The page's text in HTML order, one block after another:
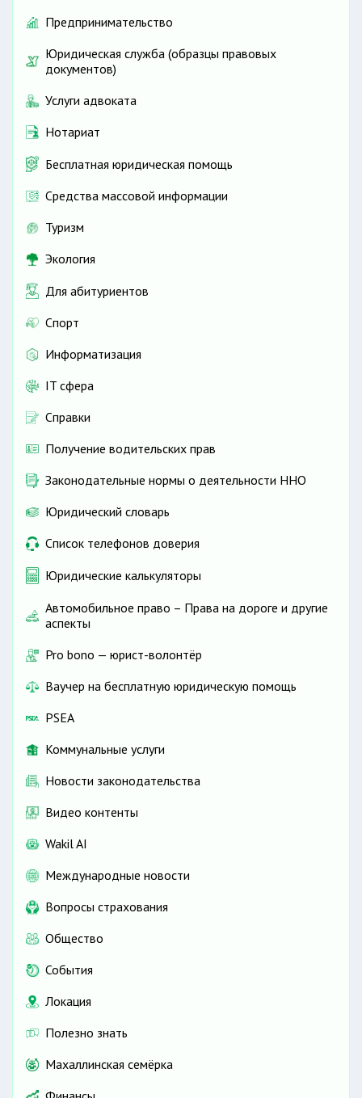
Предпринимательство
Юридическая служба (образцы правовых
документов)
Услуги адвоката
Нотариат
Бесплатная юридическая помощь
Средства массовой информации
Туризм
Экология
Для абитуриентов
Спорт
Информатизация
IT сфера
Справки
Получение водительских прав
Законодательные нормы о деятельности ННО
Юридический словарь
Список телефонов доверия
Юридические калькуляторы
Автомобильное право – Права на дороге и другие
аспекты
Pro bono — юрист-волонтёр
Ваучер на бесплатную юридическую помощь
PSEA
Коммунальные услуги
Новости законодательства
Видео контенты
Wakil AI
Международные новости
Вопросы страхования
Общество
События
Локация
Полезно знать
Махаллинская семёрка